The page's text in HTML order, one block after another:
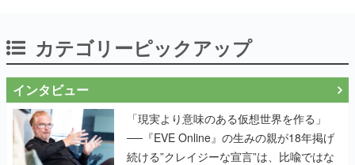
カテゴリーピックアップ
インタビュー
「現実より意味のある仮想世界を作る」
──『EVE Online』の生みの親が18年掲げ
続ける”クレイジーな宣言”は、比喩ではな